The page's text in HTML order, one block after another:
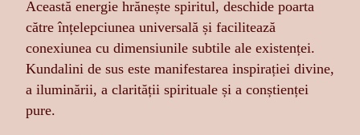
Această energie hrănește spiritul, deschide poarta
către înțelepciunea universală și facilitează
conexiunea cu dimensiunile subtile ale existenței.
Kundalini de sus este manifestarea inspirației divine,
a iluminării, a clarității spirituale și a conștienței
pure.